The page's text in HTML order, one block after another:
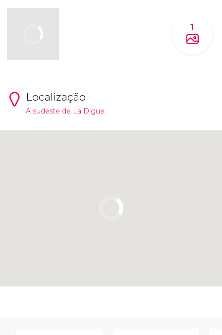
1
Localização
A sudeste de La Digue.